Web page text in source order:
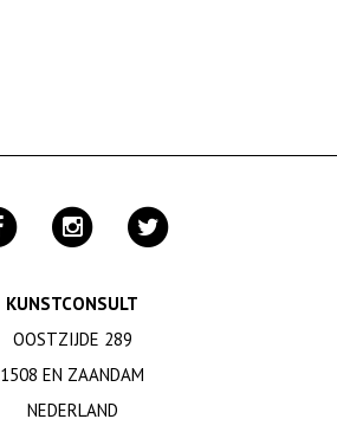
KUNSTCONSULT
OOSTZIJDE 289
1508 EN ZAANDAM
NEDERLAND